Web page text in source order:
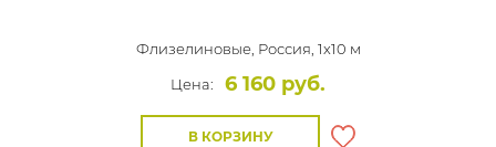
Флизелиновые, Россия, 1x10 м
Цена:
6 160 руб.
В КОРЗИНУ